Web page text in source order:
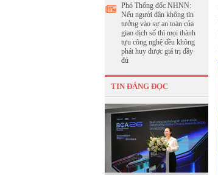
Phó Thống đốc NHNN:
Nếu người dân không tin
tưởng vào sự an toàn của
giao dịch số thì mọi thành
tựu công nghệ đều không
phát huy được giá trị đầy
đủ
TIN ĐÁNG ĐỌC